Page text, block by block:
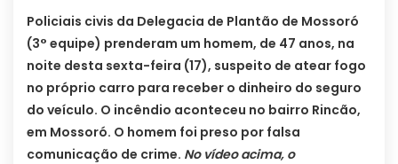
Policiais civis da Delegacia de Plantão de Mossoró
(3° equipe) prenderam um homem, de 47 anos, na
noite desta sexta-feira (17), suspeito de atear fogo
no próprio carro para receber o dinheiro do seguro
do veículo. O incêndio aconteceu no bairro Rincão,
em Mossoró. O homem foi preso por falsa
comunicação de crime. No vídeo acima, o